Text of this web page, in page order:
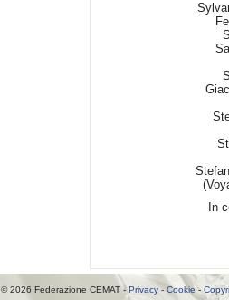
In
© 2026 Federazione CEMAT -Privacy- Cookie-